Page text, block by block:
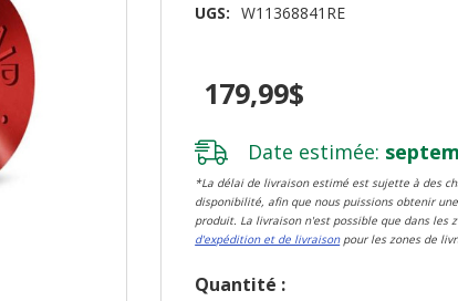
UGS: W11368841RE
179,99$
Date estimée:
*La délai de livraison estimé est sujette à des
disponibilité, afin que nous puissions obtenir
produit. La livraison n'est possible que dans les
d'expédition et de livraisonpour les zones de
Dépêchez-
Quantité :